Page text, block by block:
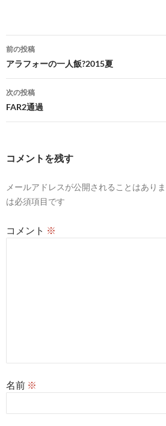
投
稿
ナ
ビ
ゲ
ョ
前の投稿
アラフォーの一人飯?2015夏
次の投稿
FAR2通過
コメントを残す
メールアドレスが公開されることはありま
は必須項目です
コメント ※
名前 ※